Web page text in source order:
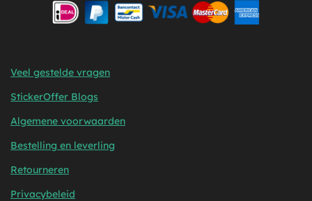
Veel gestelde vragen
StickerOffer Blogs
Algemene voorwaarden
Bestelling en leverling
Retourneren
Privacybeleid